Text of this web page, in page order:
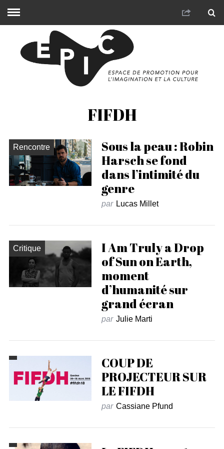
FIFDH
Rencontre
Sous la peau : Robin
Harsch se fond
dans l’intimité du
genre
par Lucas Millet
Critique
I Am Truly a Drop
of Sun on Earth,
moment
d’humanité sur
grand écran
par Julie Marti
COUP DE
PROJECTEUR SUR
LE FIFDH
par Cassiane Pfund